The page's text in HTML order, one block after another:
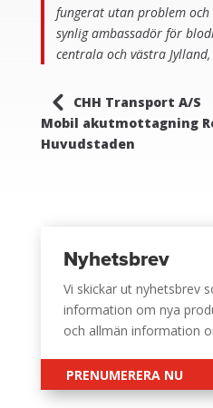
fungerat utan problem
synlig ambassadör för
centrala och västra
4
CHH Transport A/S
Mobil akutmottagning
Huvudstaden
Nyhetsbrev
Vi skickar ut nyhetsbrev
information om nya
och allmän information
PRENUMERERA NU